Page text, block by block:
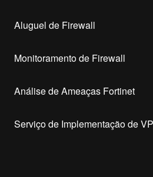
Aluguel de Firewall
Monitoramento de Firewall
Análise de Ameaças Fortinet
Serviço de Implementação de